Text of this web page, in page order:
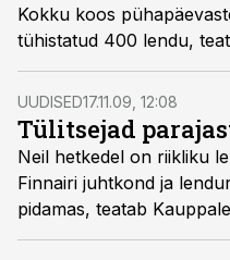
Kokku koos
tühistatud 400 lendu,
UUDISED17.11.09, 12:08
Tülitsejad
Neil hetkedel on riikliku
Finnairi juhtkond ja
pidamas, teatab